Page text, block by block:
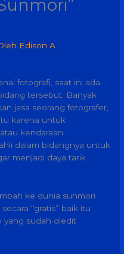
Edison A
fotografi, saat ini ada
tersebut. Banyak
jasa seorang fotografer,
karena untuk
kendaraan
dalam bidangnya untuk
menjadi daya tarik
ke dunia sunmori
“gratis” baik itu
yang sudah diedit